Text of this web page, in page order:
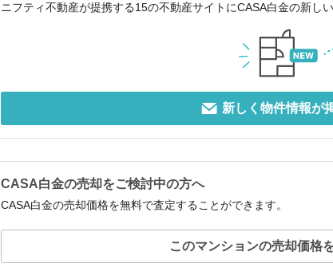
ニフティ不動産が提携する15の不動産サイトにCASA白金の新し
新しく物件情報が
CASA白金の売却をご検討中の方へ
CASA白金の売却価格を無料で査定することができます。
このマンションの売却価格を